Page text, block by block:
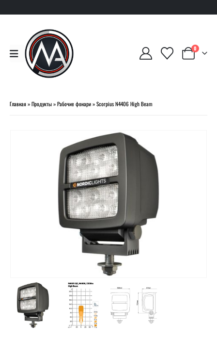
0
Главная»Продукты»Рабочие фонари»Scorpius N4406 High Beam